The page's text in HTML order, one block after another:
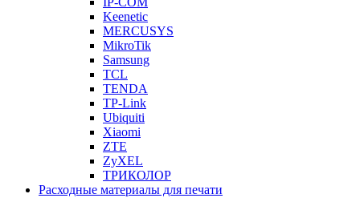
Keenetic
MERCUSYS
MikroTik
Samsung
TCL
TENDA
TP-Link
Ubiquiti
Xiaomi
ZTE
ZyXEL
ТРИКОЛОР
Расходные материалы для печати